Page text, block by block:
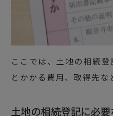
ここでは、土地の相続
とかかる費用、取得先な
土地の相続登記に必